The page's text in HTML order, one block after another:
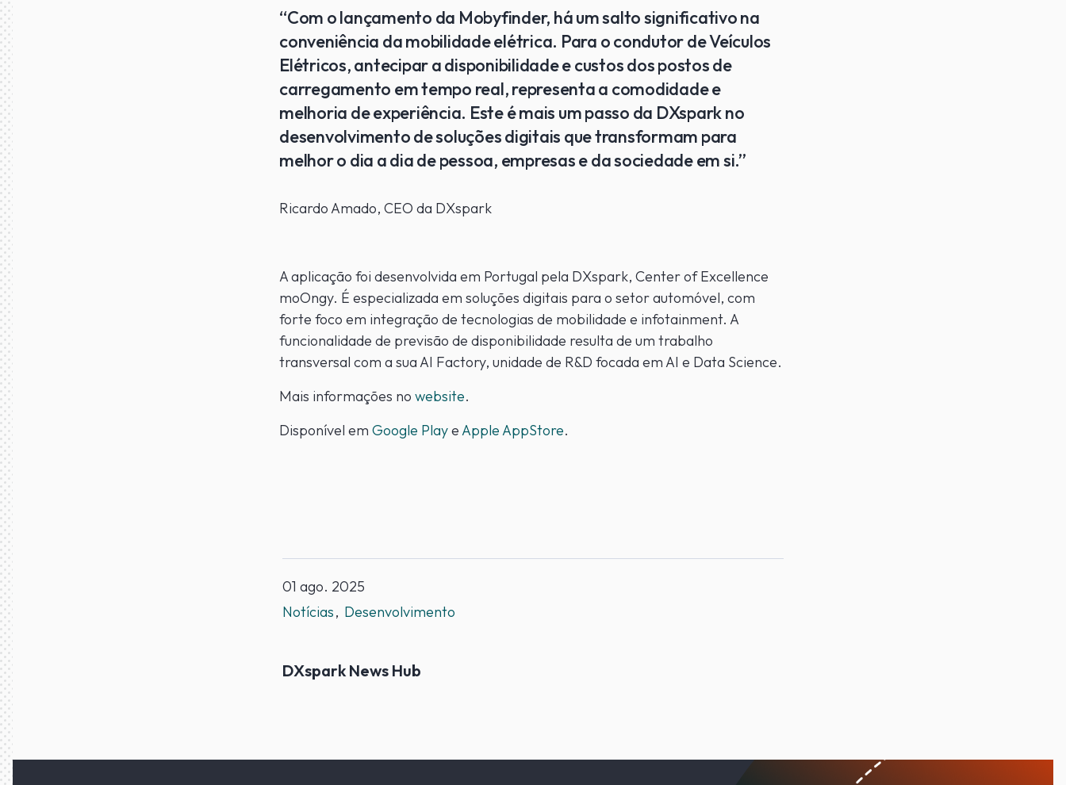
“Com o lançamento da Mobyfinder, há um salto significativo na
conveniência da mobilidade elétrica. Para o condutor de Veículos
Elétricos, antecipar a disponibilidade e custos dos postos de
carregamento em tempo real, representa a comodidade e
melhoria de experiência. Este é mais um passo da DXspark no
desenvolvimento de soluções digitais que transformam para
melhor o dia a dia de pessoa, empresas e da sociedade em si.”
Ricardo Amado, CEO da DXspark
A aplicação foi desenvolvida em Portugal pela DXspark, Center of Excellence
moOngy. É especializada em soluções digitais para o setor automóvel, com
forte foco em integração de tecnologias de mobilidade e infotainment. A
funcionalidade de previsão de disponibilidade resulta de um trabalho
transversal com a sua AI Factory, unidade de R&D focada em AI e Data Science.
Mais informações no website.
Disponível em Google PlayeApple AppStore.
01 ago. 2025
Notícias
Desenvolvimento
DXspark News Hub